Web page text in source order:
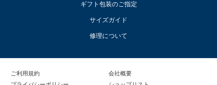
ギフト包装のご指定
サイズガイド
修理について
ご利用規約
会社概要